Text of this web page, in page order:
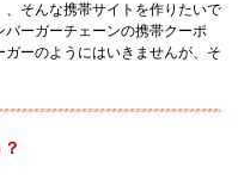
そんな携帯サイトを作りたいで
ーガーチェーンの携帯クーポ
ーのようにはいきませんが、そ